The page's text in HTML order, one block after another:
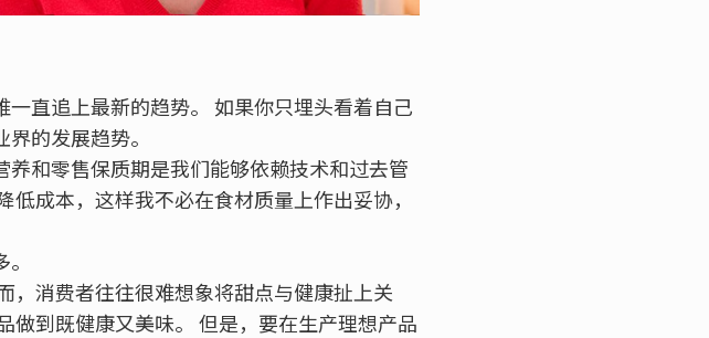
直追上最新的趋势。 如果你只埋头看着自己
的发展趋势。
和零售保质期是我们能够依赖技术和过去管
成本，这样我不必在食材质量上作出妥协，
，消费者往往很难想象将甜点与健康扯上关
做到既健康又美味。 但是，要在生产理想产品